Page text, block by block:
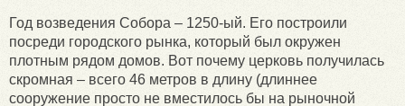
Год возведения Собора – 1250-ый. Его построили
посреди городского рынка, который был окружен
плотным рядом домов. Вот почему церковь получилась
скромная – всего 46 метров в длину (длиннее
сооружение просто не вместилось бы на рыночной